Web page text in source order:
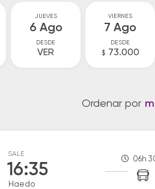
JUEVES
6 Ago
DESDE
VER
VIERNES
7 Ago
DESDE
$ 73.000
Ordenar por
SALE
16:35
Haedo
06h